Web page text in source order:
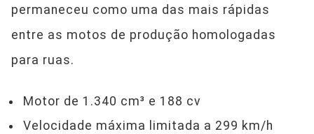
permaneceu como uma das mais rápidas
entre as motos de produção homologadas
para ruas.
Motor de 1.340 cm³ e 188 cv
Velocidade máxima limitada a 299 km/h